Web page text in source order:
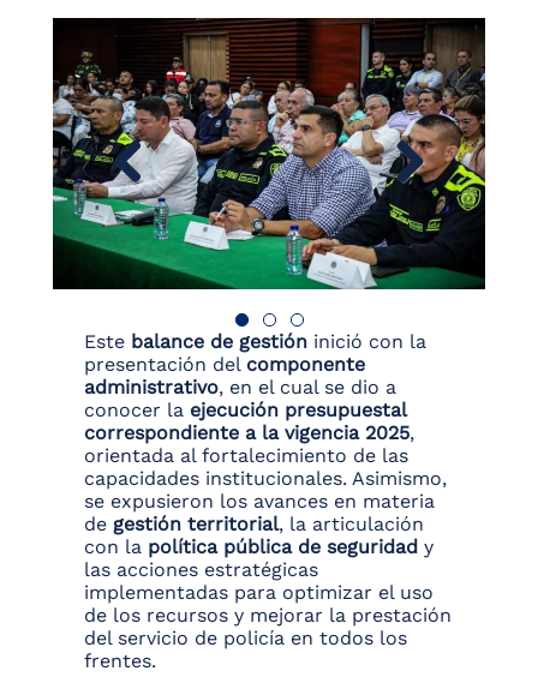
Este balance de gestión inició con la
presentación del componente
administrativo, en el cual se dio a
conocer la ejecución presupuestal
correspondiente a la vigencia 2025,
orientada al fortalecimiento de las
capacidades institucionales. Asimismo,
se expusieron los avances en materia
de gestión territorial, la articulación
con la política pública de seguridad y
las acciones estratégicas
implementadas para optimizar el uso
de los recursos y mejorar la prestación
del servicio de policía en todos los
frentes.